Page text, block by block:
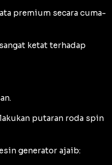
premium secara cuma-
ketat terhadap
putaran roda spin
generator ajaib: